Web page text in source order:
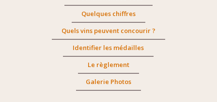
Quelques chiffres
Quels vins peuvent concourir ?
Identifier les médailles
Le règlement
Galerie Photos